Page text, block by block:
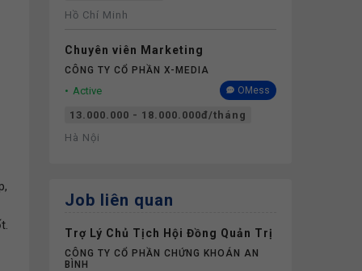
Hồ Chí Minh
Chuyên viên Marketing
CÔNG TY CỔ PHẦN X-MEDIA
Active OMess
13.000.000 - 18.000.000đ/tháng
Hà Nội
Job liên quan
Trợ Lý Chủ Tịch Hội Đồng Quản Trị
CÔNG TY CỔ PHẦN CHỨNG KHOÁN AN
BÌNH